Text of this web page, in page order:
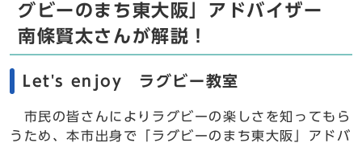
グビーのまち東大阪」アドバイザー
南條賢太さんが解説！
Let's enjoy ラグビー教室
市民の皆さんによりラグビーの楽しさを知ってもら
うため、本市出身で「ラグビーのまち東大阪」アドバ